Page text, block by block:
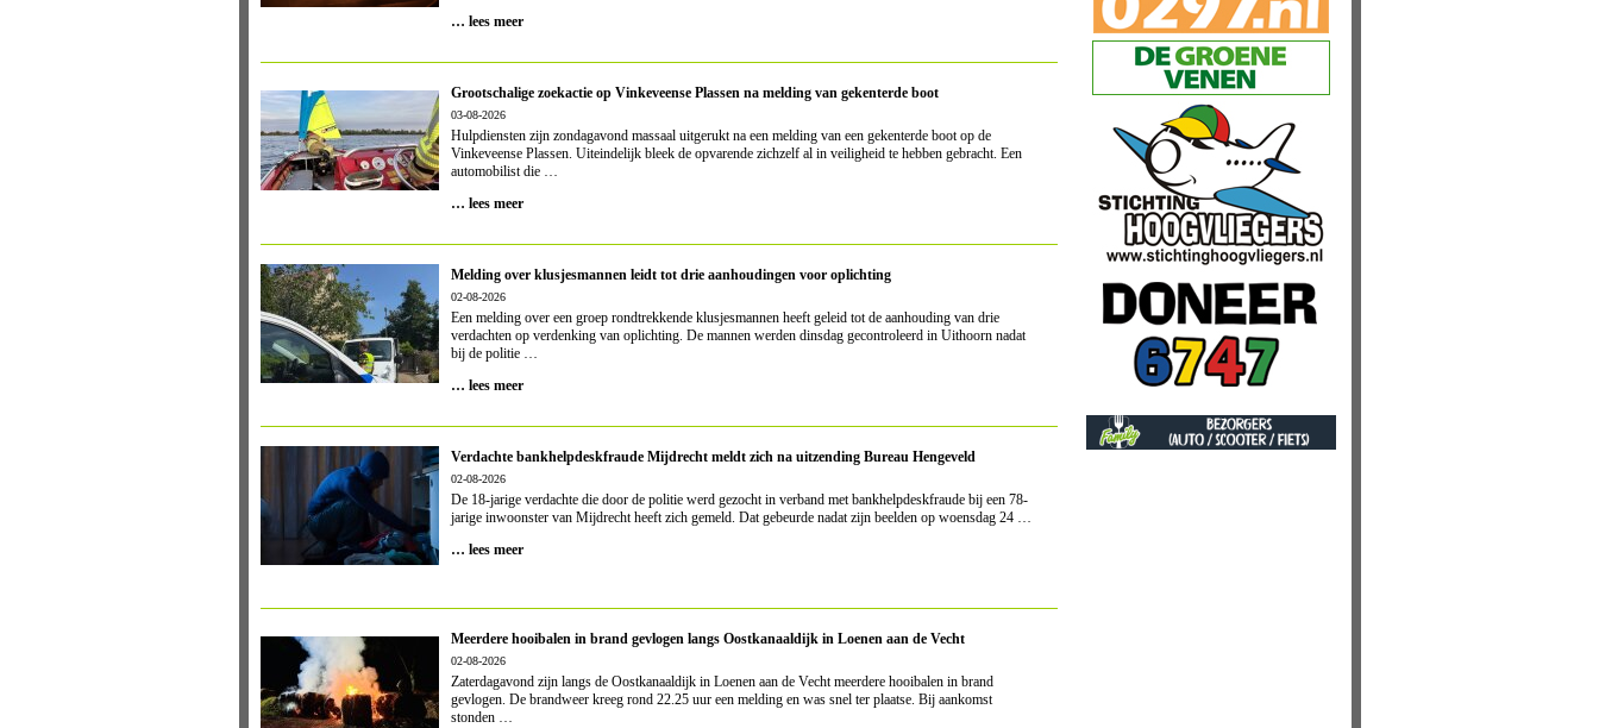
… lees meer
Grootschalige zoekactie op Vinkeveense Plassen na melding van gekenterde boot
03-08-2026
Hulpdiensten zijn zondagavond massaal uitgerukt na een melding van een gekenterde boot op de
Vinkeveense Plassen. Uiteindelijk bleek de opvarende zichzelf al in veiligheid te hebben gebracht. Een
automobilist die …
… lees meer
Melding over klusjesmannen leidt tot drie aanhoudingen voor oplichting
02-08-2026
Een melding over een groep rondtrekkende klusjesmannen heeft geleid tot de aanhouding van drie
verdachten op verdenking van oplichting. De mannen werden dinsdag gecontroleerd in Uithoorn nadat
bij de politie …
… lees meer
Verdachte bankhelpdeskfraude Mijdrecht meldt zich na uitzending Bureau Hengeveld
02-08-2026
De 18-jarige verdachte die door de politie werd gezocht in verband metbankhelpdeskfraudebij een 78-
jarige inwoonster van Mijdrecht heeft zich gemeld. Dat gebeurde nadat zijn beelden op woensdag 24 …
… lees meer
Meerdere hooibalen in brand gevlogen langs Oostkanaaldijk in Loenen aan de Vecht
02-08-2026
Zaterdagavond zijn langs de Oostkanaaldijk in Loenen aan de Vecht meerdere hooibalen in brand
gevlogen. De brandweer kreeg rond 22.25 uur een melding en was snel ter plaatse. Bij aankomst
stonden …